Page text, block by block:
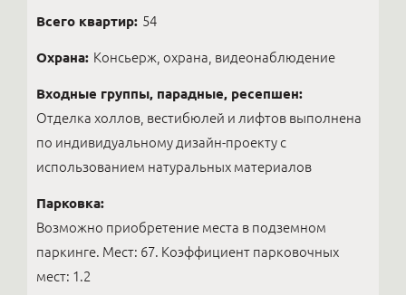
Всего квартир: 54
Охрана: Консьерж, охрана, видеонаблюдение
Входные группы, парадные, ресепшен:
Отделка холлов, вестибюлей и лифтов выполнена
по индивидуальному дизайн-проекту с
использованием натуральных материалов
Парковка:
Возможно приобретение места в подземном
паркинге. Мест: 67. Коэффициент парковочных
мест: 1.2